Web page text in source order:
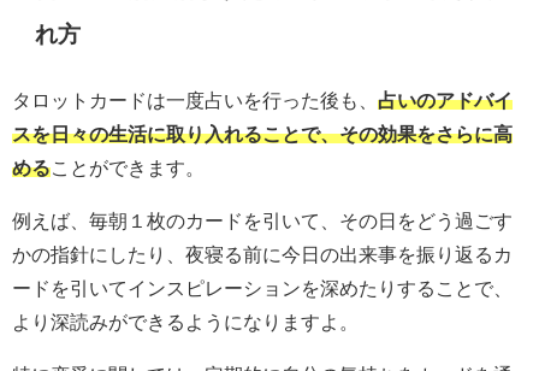
れ方
タロットカードは一度占いを行った後も、 占いのアドバイ
スを日々の生活に取り入れることで、その効果をさらに高
める ことができます。
例えば、毎朝１枚のカードを引いて、その日をどう過ごす
かの指針にしたり、夜寝る前に今日の出来事を振り返るカ
ードを引いてインスピレーションを深めたりすることで、
より深読みができるようになりますよ。